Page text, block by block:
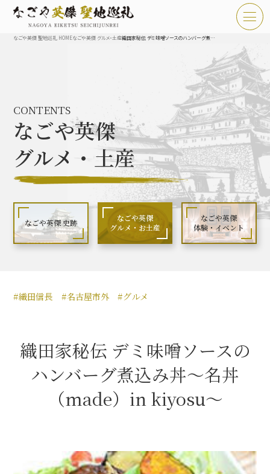
なごや英傑 聖地巡礼とは
なごや英傑 史跡 一覧
なごや英傑 グルメ・土産 一覧
なごや英傑 体験・イベント
秀長関連 史跡 一覧
名古屋＜秀長＞観光モデルコース
秀吉関連 史跡 一覧
なごや英傑 聖地巡礼 HOMEなごや英傑 グルメ・土産 織田家秘伝 デミ味噌ソースのハンバーグ煮込み丼～名丼（made）in kiyosu～
CONTENTS
なごや英傑
グルメ・土産
なごや英傑 史跡
なごや英傑
グルメ・お土産
なごや英傑
体験・イベント
#織田信長 #名古屋市外 #グルメ
織田家秘伝 デミ味噌ソースの
ハンバーグ煮込み丼～名丼
（made）in kiyosu～